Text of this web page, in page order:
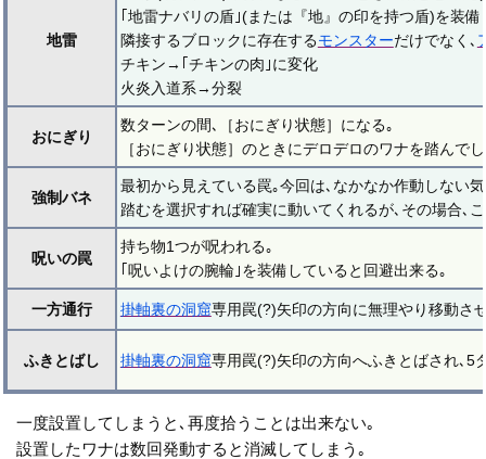
地雷
｢地雷ナバリの盾｣(または『地』の印を持つ盾)を装
隣接するブロックに存在するモンスターだけでなく､
チキン→｢チキンの肉｣に変化
火炎入道系→分裂
おにぎり
数ターンの間､［おにぎり状態］になる｡
［おにぎり状態］のときにデロデロのワナを踏んで
強制バネ
最初から見えている罠｡今回は､なかなか作動しない
踏むを選択すれば確実に動いてくれるが､その場合､
呪いの罠
持ち物1つが呪われる｡
｢呪いよけの腕輪｣を装備していると回避出来る｡
一方通行 掛軸裏の洞窟専用罠(?)矢印の方向に無理やり移動さ
ふきとばし 掛軸裏の洞窟専用罠(?)矢印の方向へふきとばされ､5
一度設置してしまうと､再度拾うことは出来ない｡
設置したワナは数回発動すると消滅してしまう｡